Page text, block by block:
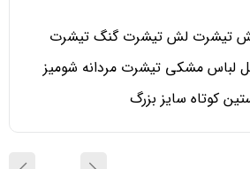
تیشرت لش تیشرت گنگ تیشرت
لباس مشکی تیشرت مردانه شومیز
کوتاه سایز بزرگ